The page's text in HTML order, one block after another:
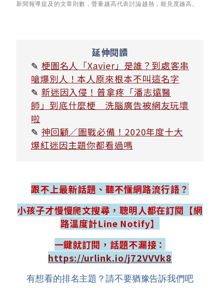
新聞報導提及的文章則數，聲量越高代表討論越熱，能見度越高。
延伸閱讀
✎ 梗圖名人「Xavier」是誰？到處客串
嗆爆別人！本人原來根本不叫這名字
✎ 新迷因入侵！普拿疼「潘志遠醫
師」到底什麼梗 洗腦廣告被網友玩壞
啦
✎ 神回顧／圖戰必備！2020年度十大
爆紅迷因主題你都看過嗎
跟不上最新話題、聽不懂網路流行語？
小孩子才慢慢爬文搜尋，聰明人都在訂閱【網
路溫度計Line Notify】
一鍵就訂閱，話題不漏接：
https://urlink.io/j72VVVk8
有想看的排名主題？請不要猶豫告訴我們吧